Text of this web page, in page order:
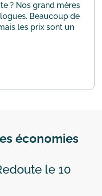
? Nos grand mères
Beaucoup de
les prix sont un
économies
le 10